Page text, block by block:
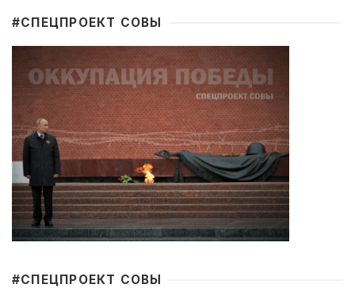
#CПЕЦПРОЕКТ СОВЫ
#CПЕЦПРОЕКТ СОВЫ